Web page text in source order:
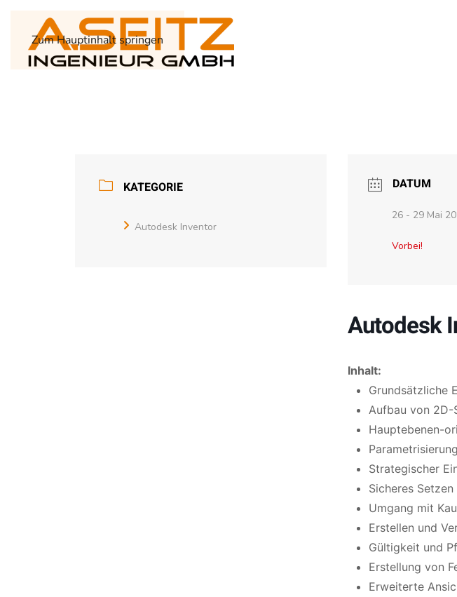
Zum Hauptinhalt springen
KATEGORIE
Autodesk Inventor
DATUM
26 - 29 Mai
Vorbei!
Autodesk
Inhalt:
Grundsätzliche
Aufbau von 2D-
Hauptebenen-
Strategischer
Sicheres
Umgang mit
Erstellen und
Gültigkeit und
Erstellung von
Erweiterte